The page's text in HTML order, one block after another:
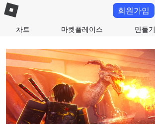
차트 마켓플레이스 만들기
회원가입